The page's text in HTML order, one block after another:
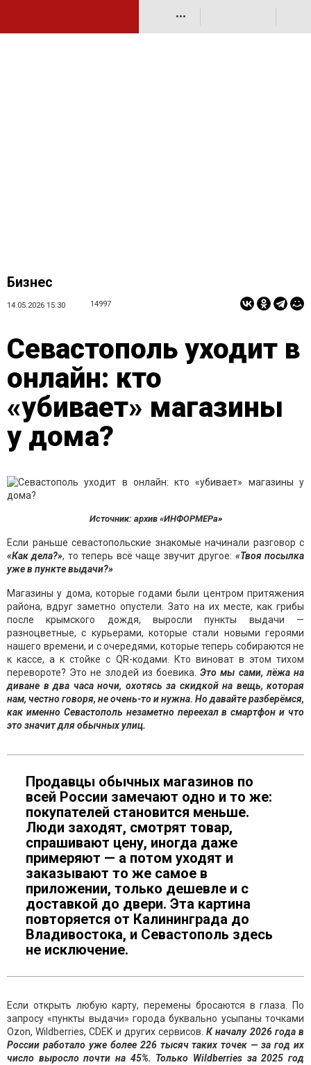
•••
Бизнес
14.05.2026 15:30 14997
Севастополь уходит в
онлайн: кто
«убивает» магазины
у дома?
Источник: архив «ИНФОРМЕРа»
Если раньше севастопольские знакомые начинали разговор с
«Как дела?», то теперь всё чаще звучит другое: «Твоя посылка
уже в пункте выдачи?»
Магазины у дома, которые годами были центром притяжения
района, вдруг заметно опустели. Зато на их месте, как грибы
после крымского дождя, выросли пункты выдачи —
разноцветные, с курьерами, которые стали новыми героями
нашего времени, и с очередями, которые теперь собираются не
к кассе, а к стойке с QR-кодами. Кто виноват в этом тихом
перевороте? Это не злодей из боевика.Это мы сами, лёжа на
диване в два часа ночи, охотясь за скидкой на вещь, которая
нам, честно говоря, не очень-то и нужна. Но давайте разберёмся,
как именно Севастополь незаметно переехал в смартфон и что
это значит для обычных улиц.
Продавцы обычных магазинов по
всей России замечают одно и то же:
покупателей становится меньше.
Люди заходят, смотрят товар,
спрашивают цену, иногда даже
примеряют — а потом уходят и
заказывают то же самое в
приложении, только дешевле и с
доставкой до двери. Эта картина
повторяется от Калининграда до
Владивостока, и Севастополь здесь
не исключение.
Если открыть любую карту, перемены бросаются в глаза. По
запросу «пункты выдачи» города буквально усыпаны точками
Ozon, Wildberries, CDEK и других сервисов. К началу 2026 года в
России работало уже более 226 тысяч таких точек — за год их
число выросло почти на 45%. Только Wildberries за 2025 год